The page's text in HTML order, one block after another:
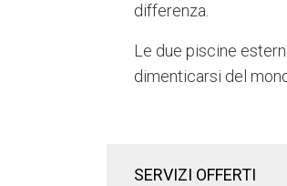
differenza.
Le due piscine
dimenticarsi del
SERVIZI OFFERTI